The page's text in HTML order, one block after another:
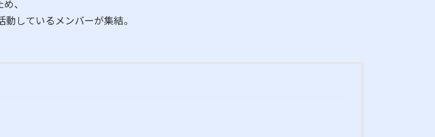
、
しているメンバーが集結。